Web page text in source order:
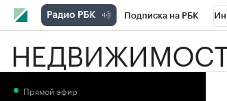
Подписка на РБК
РБК Вино Спорт
Прямой эфир